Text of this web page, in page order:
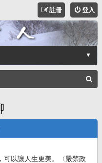
登入
註冊
▼
可以讓人生更美。〈嚴禁政